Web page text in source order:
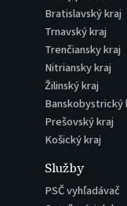
Bratislavský kraj
Trnavský kraj
Trenčiansky kraj
Nitriansky kraj
Žilinský kraj
Banskobystrický
Prešovský kraj
Košický kraj
Služby
PSČ vyhľadávač